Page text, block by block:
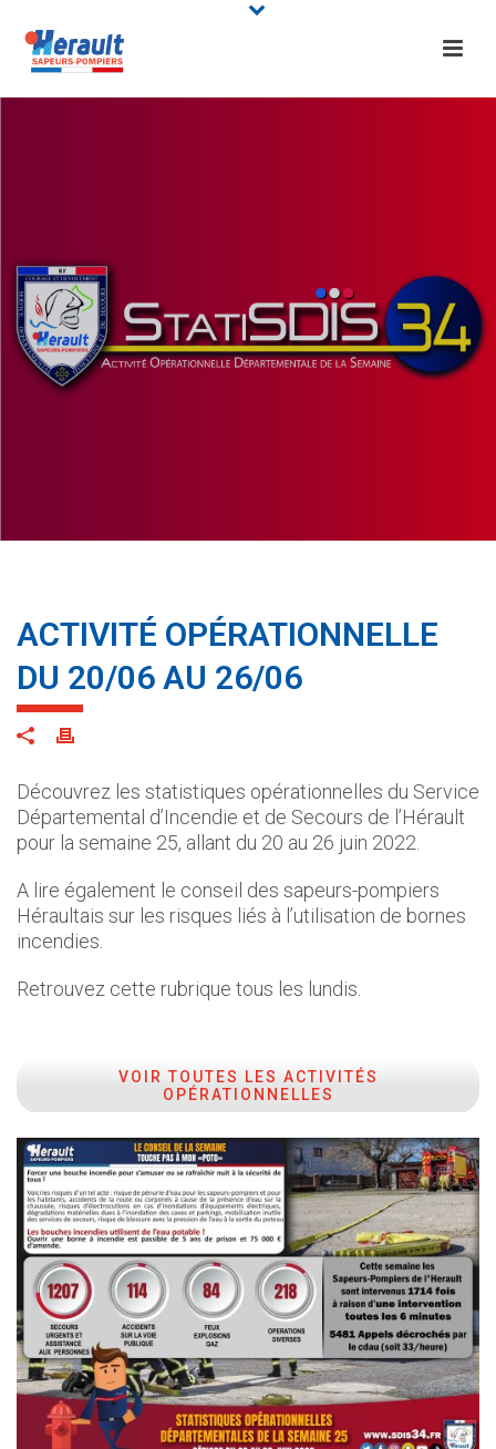
ACTIVITÉ OPÉRATIONNELLE
DU 20/06 AU 26/06
Découvrez les statistiques opérationnelles du Service
Départemental d’Incendie et de Secours de l’Hérault
pour la semaine 25, allant du 20 au 26 juin 2022.
A lire également le conseil des sapeurs-pompiers
Héraultais sur les risques liés à l’utilisation de bornes
incendies.
Retrouvez cette rubrique tous les lundis.
VOIR TOUTES LES ACTIVITÉS
OPÉRATIONNELLES